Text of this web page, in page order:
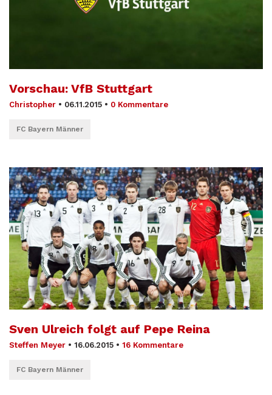
Vorschau: VfB Stuttgart
Christopher • 06.11.2015 • 0 Kommentare
FC Bayern Männer
Sven Ulreich folgt auf Pepe Reina
Steffen Meyer • 16.06.2015 • 16 Kommentare
FC Bayern Männer